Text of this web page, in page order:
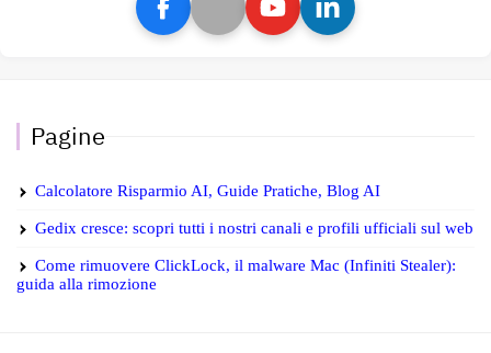
Pagine
Calcolatore Risparmio AI, Guide Pratiche, Blog AI
Gedix cresce: scopri tutti i nostri canali e profili ufficiali sul web
Come rimuovere ClickLock, il malware Mac (Infiniti Stealer):
guida alla rimozione